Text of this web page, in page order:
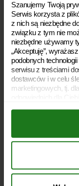
Szanujemy Twoją
Serwis korzysta z
z nich są niezbędne
związku z tym nie
niezbędne używamy
„Akceptuję”,
podobnych
serwisu z treściami
dostawców i w celu
marketingowych, tj.
wycofać, zmieniając
pozostanie bez
cookies i podobnych
zgody przed jej
siedzibą w
Polityka
Polityka plików
Archiwum
Słownik
Rodzaje pożyczek